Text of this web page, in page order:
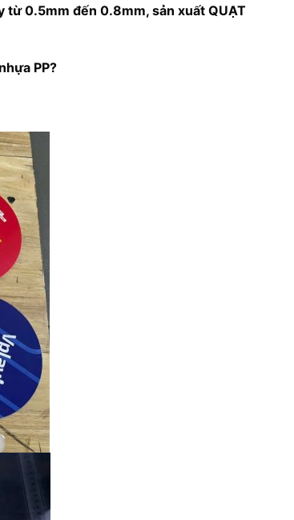
từ 0.5mm đến 0.8mm, sản xuất QUẠT
PP?